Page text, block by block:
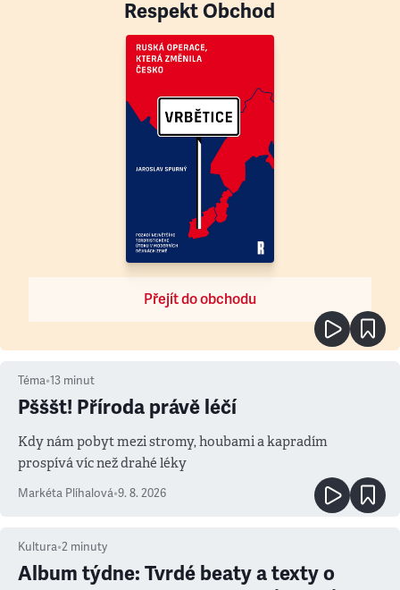
Respekt Obchod
Přejít do obchodu
Téma•13 minut
Pšššt! Příroda právě léčí
Kdy nám pobyt mezi stromy, houbami a kapradím
prospívá víc než drahé léky
Markéta Plíhalová•9. 8. 2026
Kultura•2 minuty
Album týdne: Tvrdé beaty a texty o